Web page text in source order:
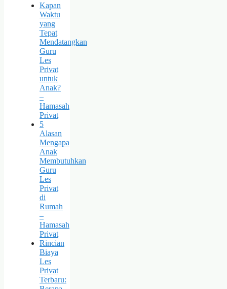
Kapan
Waktu
yang
Tepat
Mendatangkan
Guru
Les
Privat
untuk
Anak?
–
Hamasah
Privat
5
Alasan
Mengapa
Anak
Membutuhkan
Guru
Les
Privat
di
Rumah
–
Hamasah
Privat
Rincian
Biaya
Les
Privat
Terbaru: